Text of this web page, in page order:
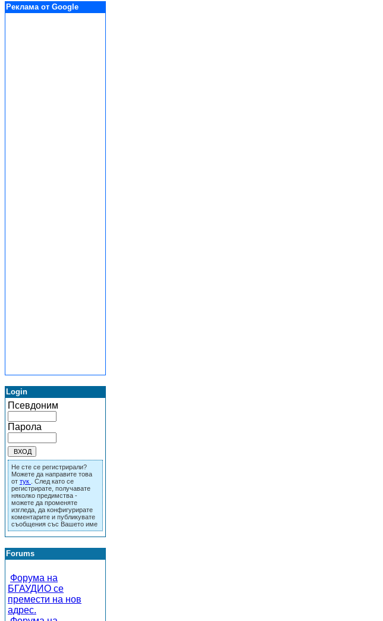
Реклама от Google
Login
Псевдоним
Парола
Не сте се регистрирали?
Можете да направите това
от тук
. След като се
регистрирате, получавате
няколко предимства -
можете да променяте
изгледа, да конфигурирате
коментарите и публикувате
съобщения със Вашето име
Forums
Форума на
БГАУДИО се
премести на нов
адрес.